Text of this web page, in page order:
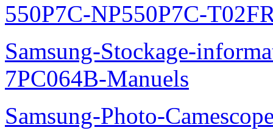
550P7C-NP550P7C-
Samsung-Stockage-
7PC064B-Manuels
Samsung-Photo-